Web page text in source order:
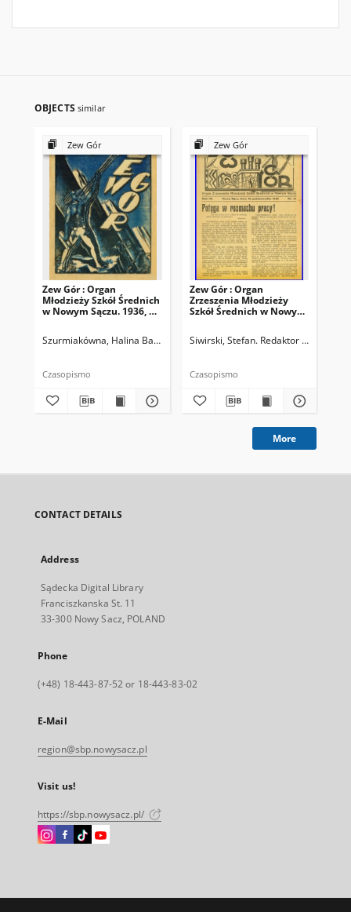
OBJECTS similar
Zew Gór
Zew Gór : Organ
Młodzieży Szkół Średnich
w Nowym Sączu. 1936, R.
Szurmiakówna, Halina Barbara (1920-1945). Redaktor naczelny
Czasopismo
Zew Gór
Zew Gór : Organ
Zrzeszenia Młodzieży
Szkół Średnich w Nowym
Siwirski, Stefan. Redaktor naczelny
Czasopismo
More
CONTACT DETAILS
Address
Sądecka Digital Library
Franciszkanska St. 11
33-300 Nowy Sacz, POLAND
Phone
(+48) 18-443-87-52 or 18-443-83-02
E-Mail
region@sbp.nowysacz.pl
Visit us!
https://sbp.nowysacz.pl/
Instagram
open
Facebook
open
Instagram
open
Instagram
open